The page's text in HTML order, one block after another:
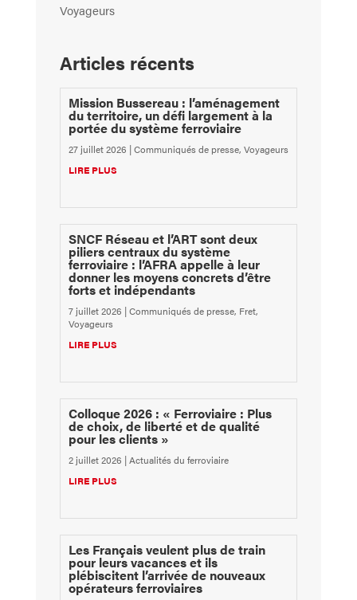
Voyageurs
Articles récents
Mission Bussereau : l’aménagement
du territoire, un défi largement à la
portée du système ferroviaire
27 juillet 2026 |Communiqués de presse, Voyageurs
LIRE PLUS
SNCF Réseau et l’ART sont deux
piliers centraux du système
ferroviaire : l’AFRA appelle à leur
donner les moyens concrets d’être
forts et indépendants
7 juillet 2026 |Communiqués de presse, Fret,
Voyageurs
LIRE PLUS
Colloque 2026 : « Ferroviaire : Plus
de choix, de liberté et de qualité
pour les clients »
2 juillet 2026 |Actualités du ferroviaire
LIRE PLUS
Les Français veulent plus de train
pour leurs vacances et ils
plébiscitent l’arrivée de nouveaux
opérateurs ferroviaires